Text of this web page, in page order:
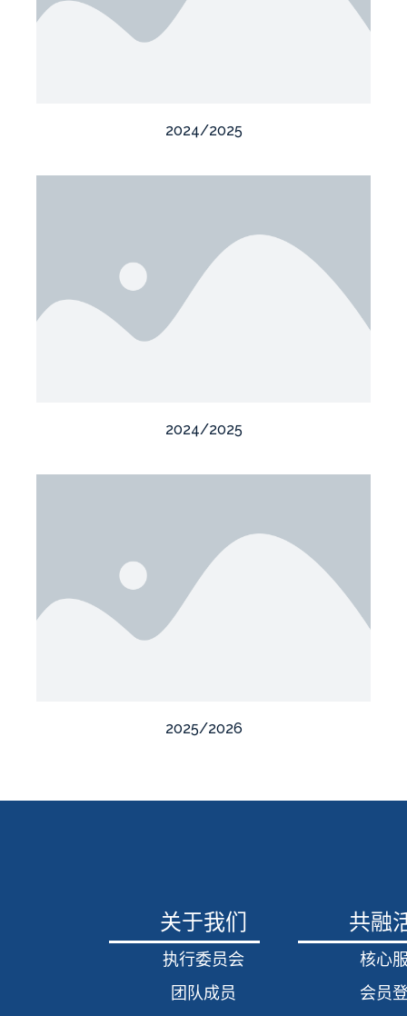
2024/2025
2024/2025
2025/2026
关于我们
执行委员会
团队成员
共融
核心
会员